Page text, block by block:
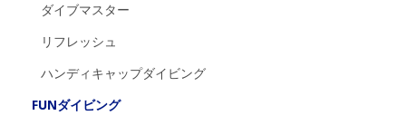
ダイブマスター
リフレッシュ
ハンディキャップダイビング
FUNダイビング